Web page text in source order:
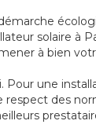
solaire à
à bien
Pour une
respect des